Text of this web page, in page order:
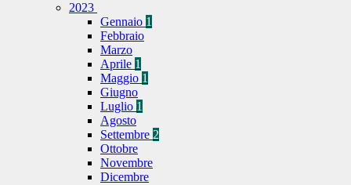
2023
Gennaio 1
Febbraio
Marzo
Aprile 1
Maggio 1
Giugno
Luglio 1
Agosto
Settembre 2
Ottobre
Novembre
Dicembre